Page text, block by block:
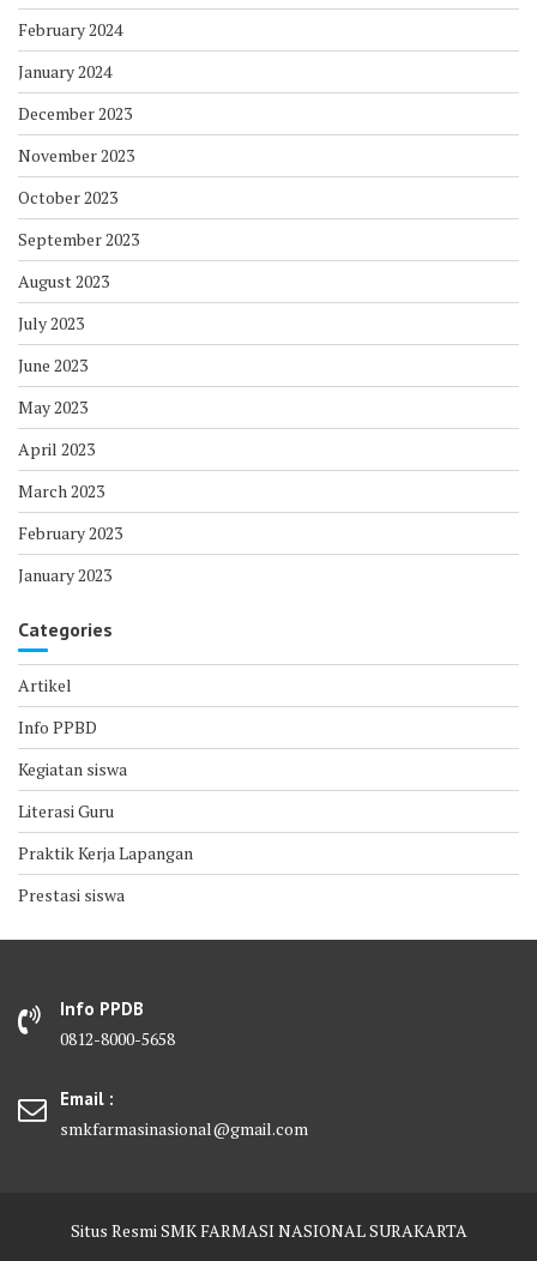
February 2024
January 2024
December 2023
November 2023
October 2023
September 2023
August 2023
July 2023
June 2023
May 2023
April 2023
March 2023
February 2023
January 2023
Categories
Artikel
Info PPBD
Kegiatan siswa
Literasi Guru
Praktik Kerja Lapangan
Prestasi siswa
Info PPDB
0812-8000-5658
Email :
smkfarmasinasional@gmail.com
Situs Resmi SMK FARMASI NASIONAL SURAKARTA